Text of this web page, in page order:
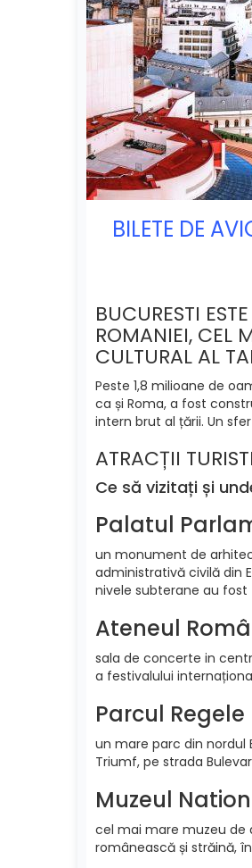
BILETE DE
BUCURESTI
ROMANIEI, CEL
CULTURAL AL
Peste 1,8 milioane de
ca și Roma, a fost
intern brut al țării. Un
ATRACȚII
Ce să vizitați și
Palatul
un monument de
administrativă civilă din
nivele subterane au fost
Ateneul
sala de concerte in
a festivalului
Parcul Regele
un mare parc din nordul
Triumf, pe strada
Muzeul
cel mai mare muzeu de
românească și străină,